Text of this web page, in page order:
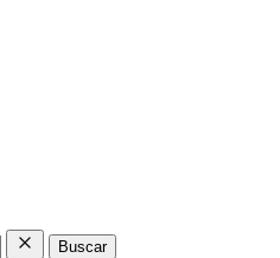
Buscar